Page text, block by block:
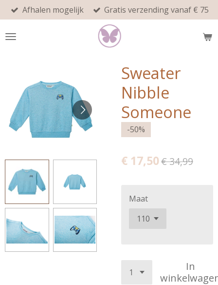
Ga
direct
naar
Afhalen mogelijk Gratis verzending vanaf € 75
Sweater
Nibble
Someone
-50%
€ 17,50€ 34,99
Maat
In